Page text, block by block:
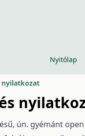
Nyitólap
nyilatkozat
ún. gyémánt